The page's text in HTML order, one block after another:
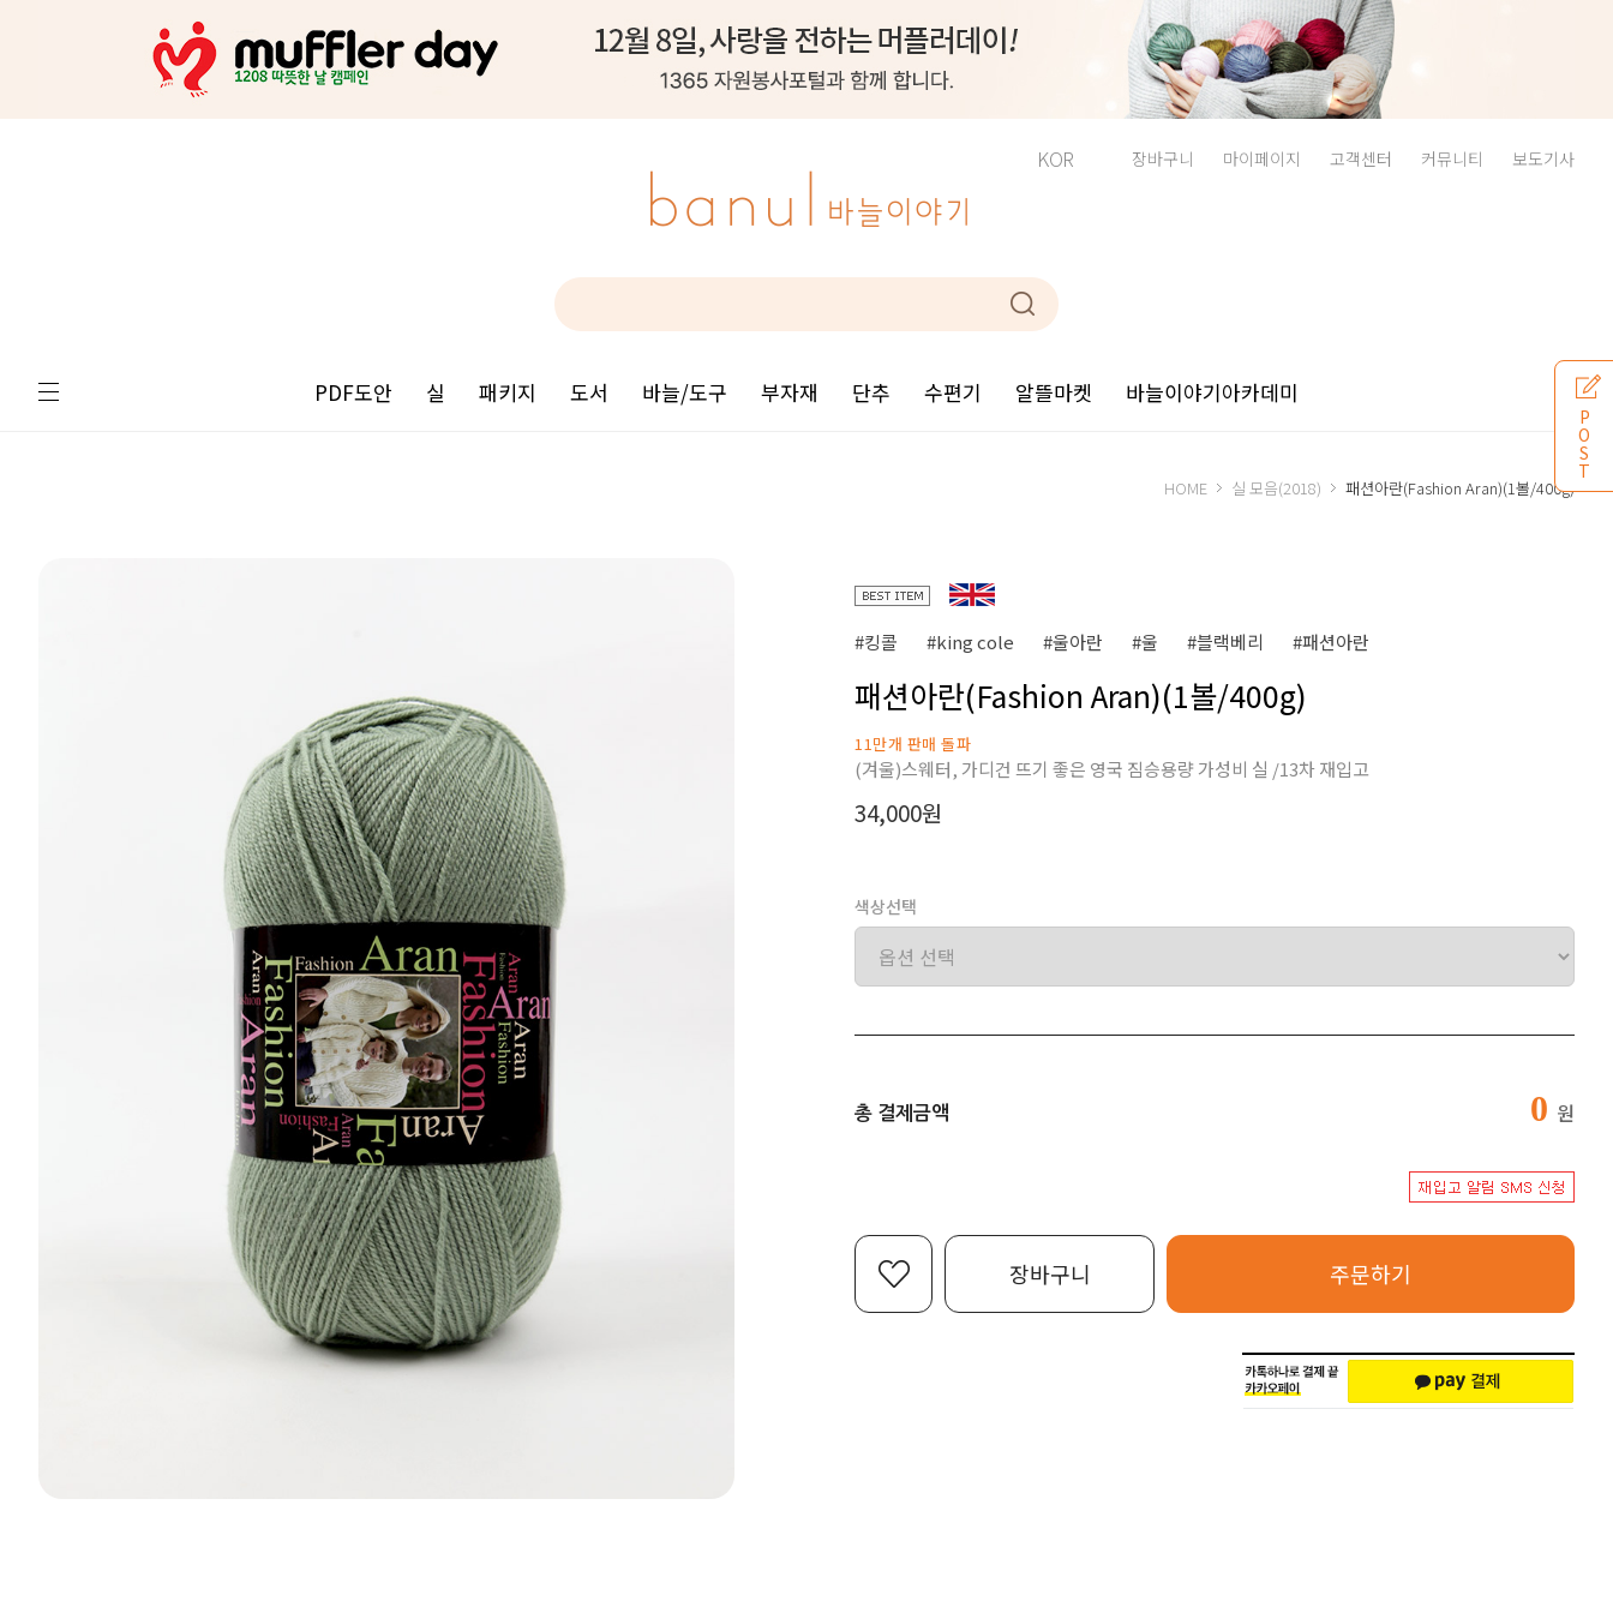
KOR 장바구니 마이페이지 고객센터 커뮤니티 보도기사
PDF도안 실 패키지 도서 바늘/도구 부자재 단추 수편기 알뜰마켓 바늘이야기아카데미
HOME 실 모음(2018) 패션아란(Fashion Aran)(1볼/400g)
#킹콜 #king cole #울아란 #울 #블랙베리 #패션아란
패션아란(Fashion Aran)(1볼/400g)
11만개 판매 돌파
(겨울)스웨터, 가디건 뜨기 좋은 영국 짐승용량 가성비 실 /13차 재입고
34,000원
색상선택
총 결제금액 0 원
장바구니 주문하기
P
O
S
T